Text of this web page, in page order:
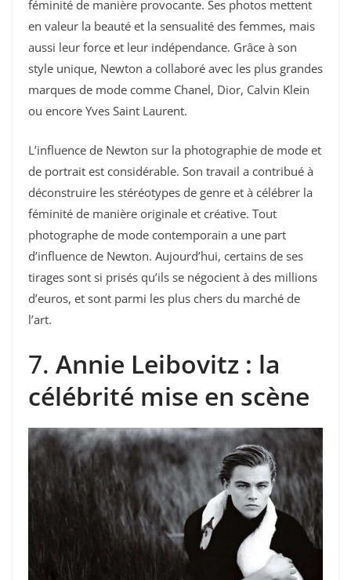
féminité de manière provocante. Ses photos mettent
en valeur la beauté et la sensualité des femmes, mais
aussi leur force et leur indépendance. Grâce à son
style unique, Newton a collaboré avec les plus grandes
marques de mode comme Chanel, Dior, Calvin Klein
ou encore Yves Saint Laurent.
L’influence de Newton sur la photographie de mode et
de portrait est considérable. Son travail a contribué à
déconstruire les stéréotypes de genre et à célébrer la
féminité de manière originale et créative. Tout
photographe de mode contemporain a une part
d’influence de Newton. Aujourd’hui, certains de ses
tirages sont si prisés qu’ils se négocient à des millions
d’euros, et sont parmi les plus chers du marché de
l’art.
7. Annie Leibovitz : la
célébrité mise en scène